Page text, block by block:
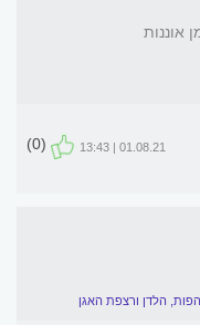
אוננות
01.08.21 | 13:43
(0)
הלדן ורצפת האגן